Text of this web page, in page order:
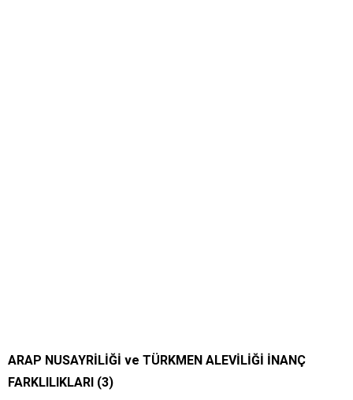
ARAP NUSAYRİLİĞİ ve TÜRKMEN ALEVİLİĞİ İNANÇ
FARKLILIKLARI (3)